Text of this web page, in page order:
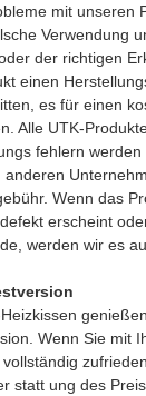
mit unseren
Verwendung
der richtigen
einen
es für einen
Alle UTK-
fehlern werden
Wenn das
erscheint
werden wir es
Wenn Sie mit
statt ung des